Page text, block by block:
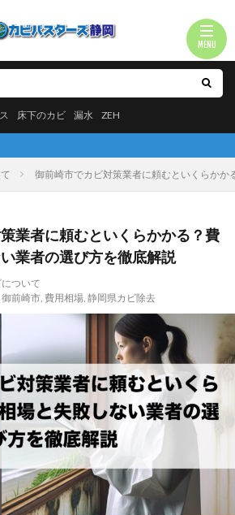
床下のカビ 漏水 ZEH
御前崎市でカビ対策業者に頼むといくらか
業者に頼むといくらかかる？費
業者の選び方を徹底解説
ついて
御前崎市, 費用相場, 静岡県カビ除去